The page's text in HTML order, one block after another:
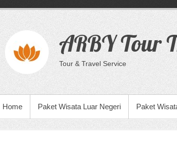
ARBY Tour
Tour & Travel Service
PRIMARY MENU
Home Paket Wisata Luar Negeri Paket